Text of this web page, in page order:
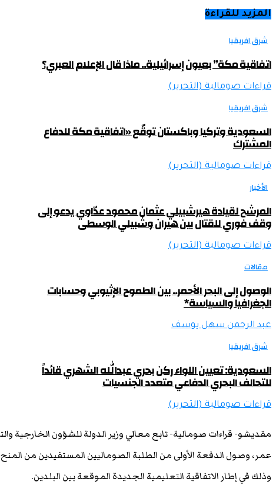
المزيد للقراءة
شرق افريقيا
اتفاقية مكة” بعيون إسرائيلية.. ماذا قال الإعلام العبري؟
قراءات صومالية (التحرير)
شرق افريقيا
السعودية وتركيا وباكستان توقّع «اتفاقية مكة للدفاع
المشترك
قراءات صومالية (التحرير)
الأخبار
المرشح لقيادة هيرشبيلي عثمان محمود عدّاوي يدعو إلى
وقف فوري للقتال بين هيران وشبيلي الوسطى
قراءات صومالية (التحرير)
مقالات
الوصول إلى البحر الأحمر.. بين الطموح الإثيوبي وحسابات
الجغرافيا والسياسة*
عبد الرحمن سهل يوسف
شرق افريقيا
السعودية: تعيين اللواء ركن بحري عبدالله الشهري قائداً
للتحالف البحري الدفاعي متعدد الجنسيات
قراءات صومالية (التحرير)
مقديشو- قراءات صومالية- تابع معالي وزير الدولة للشؤون الخارجية
عمر، وصول الدفعة الأولى من الطلبة الصوماليين المستفيدين من
وذلك في إطار الاتفاقية التعليمية الجديدة الموقعة بين البلدين.